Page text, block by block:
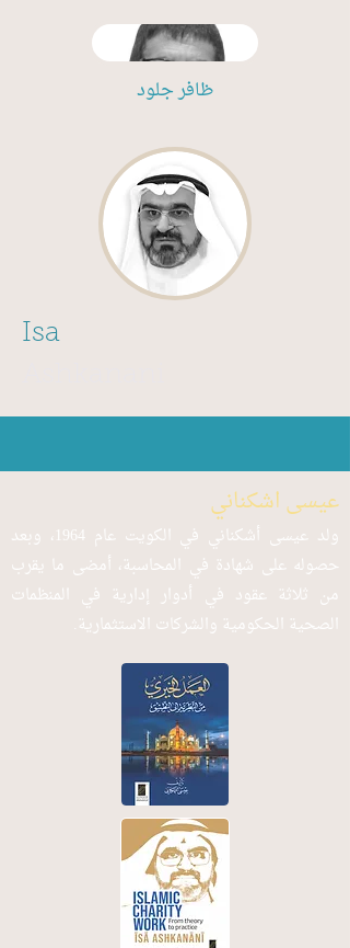
ظافر جلود
Isa
عيسى اشكناني
ولد عيسى أشكناني في الكويت عام 1964، وبعد
حصوله على شهادة في المحاسبة، أمضى ما يقرب
من ثلاثة عقود في أدوار إدارية في المنظمات
الصحية الحكومية والشركات الاستثمارية.